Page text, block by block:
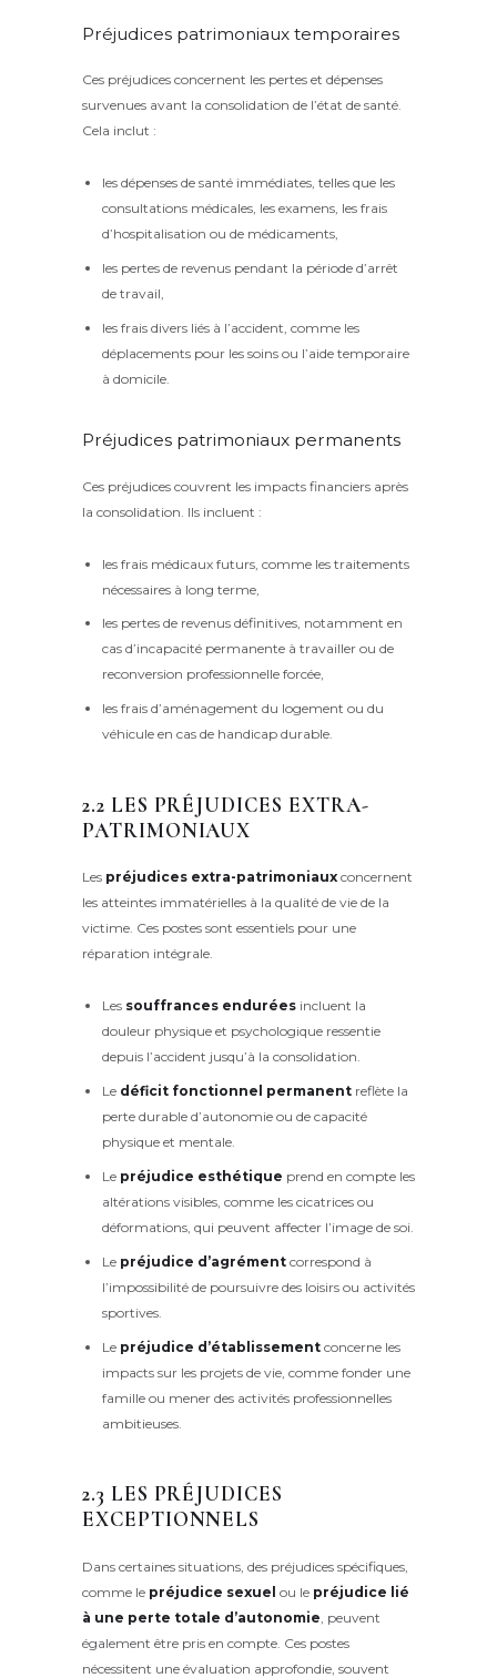
Préjudices patrimoniaux temporaires
Ces préjudices concernent les pertes et dépenses
survenues avant la consolidation de l’état de santé.
Cela inclut :
les dépenses de santé immédiates, telles que les
consultations médicales, les examens, les frais
d’hospitalisation ou de médicaments,
les pertes de revenus pendant la période d’arrêt
de travail,
les frais divers liés à l’accident, comme les
déplacements pour les soins ou l’aide temporaire
à domicile.
Préjudices patrimoniaux permanents
Ces préjudices couvrent les impacts financiers après
la consolidation. Ils incluent :
les frais médicaux futurs, comme les traitements
nécessaires à long terme,
les pertes de revenus définitives, notamment en
cas d’incapacité permanente à travailler ou de
reconversion professionnelle forcée,
les frais d’aménagement du logement ou du
véhicule en cas de handicap durable.
2.2 LES PRÉJUDICES EXTRA-
PATRIMONIAUX
Les préjudices extra-patrimoniaux concernent
les atteintes immatérielles à la qualité de vie de la
victime. Ces postes sont essentiels pour une
réparation intégrale.
Les souffrances endurées incluent la
douleur physique et psychologique ressentie
depuis l’accident jusqu’à la consolidation.
Le déficit fonctionnel permanent reflète la
perte durable d’autonomie ou de capacité
physique et mentale.
Le préjudice esthétique prend en compte les
altérations visibles, comme les cicatrices ou
déformations, qui peuvent affecter l’image de soi.
Le préjudice d’agrément correspond à
l’impossibilité de poursuivre des loisirs ou activités
sportives.
Le préjudice d’établissement concerne les
impacts sur les projets de vie, comme fonder une
famille ou mener des activités professionnelles
ambitieuses.
2.3 LES PRÉJUDICES
EXCEPTIONNELS
Dans certaines situations, des préjudices spécifiques,
comme le préjudice sexuel ou le préjudice lié
à une perte totale d’autonomie , peuvent
également être pris en compte. Ces postes
nécessitent une évaluation approfondie, souvent